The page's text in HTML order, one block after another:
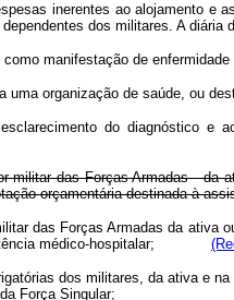
inerentes ao alojamento e
dos militares. A
manifestação de enfermidade
organização de saúde, ou
do diagnóstico e ao
das Forças Armadas -
orçamentária destinada à
das Forças Armadas da
médico-hospitalar;
dos militares, da ativa e
Força Singular;